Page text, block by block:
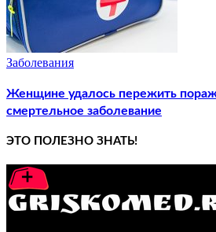
Заболевания
Женщине удалось пережить
смертельное заболевание
ЭТО ПОЛЕЗНО ЗНАТЬ!